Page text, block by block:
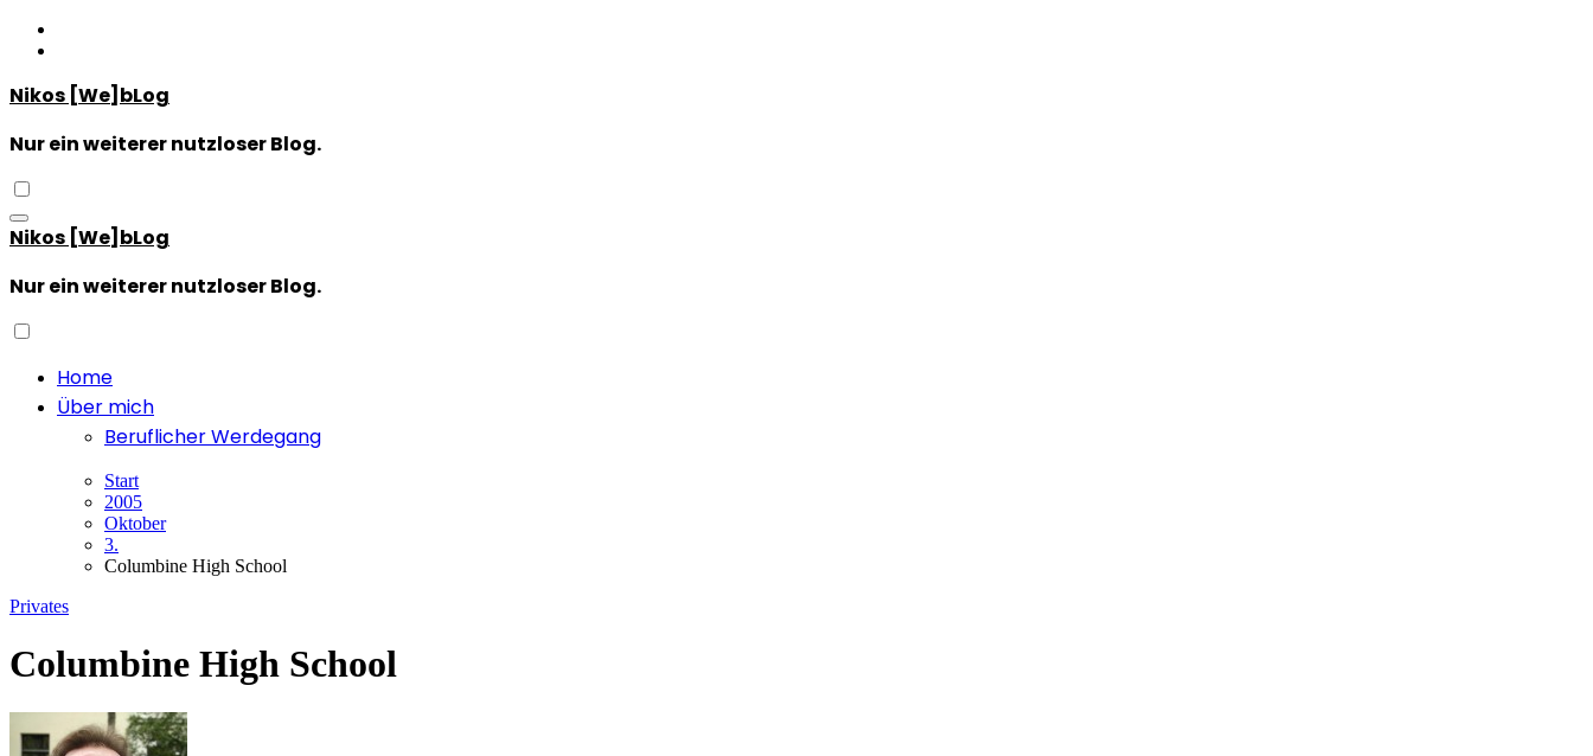
Zum
Inhalt
Nikos [We]bLog
Nur ein weiterer nutzloser Blog.
Nikos [We]bLog
Nur ein weiterer nutzloser Blog.
Home
Über mich
Beruflicher Werdegang
Start
2005
Oktober
3.
Columbine High School
Privates
Columbine High School